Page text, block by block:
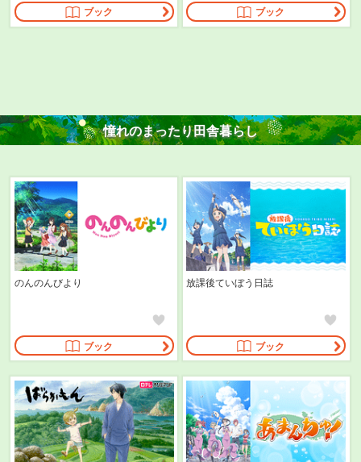
ブック ブック
憧れのまったり田舎暮らし
のんのんびより
ブック
放課後ていぼう日誌
ブック